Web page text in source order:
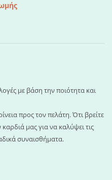
με βάση την ποιότητα και
προς τον πελάτη. Ότι βρείτε
μας για να καλύψει τις
συναισθήματα.